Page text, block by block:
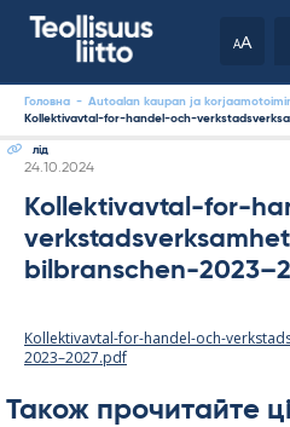
AA
Головна - Autoalan kaupan ja
Kollektivavtal-for-handel-och-
лід
Kirjoitettu
24.10.2024
Kollektivavtal-for-
bilbranschen-
Kollektivavtal-for-handel-och-
2023–2027.pdf
Також прочитайте ці